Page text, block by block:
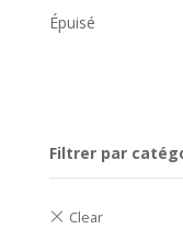
Épuisé
Filtrer par